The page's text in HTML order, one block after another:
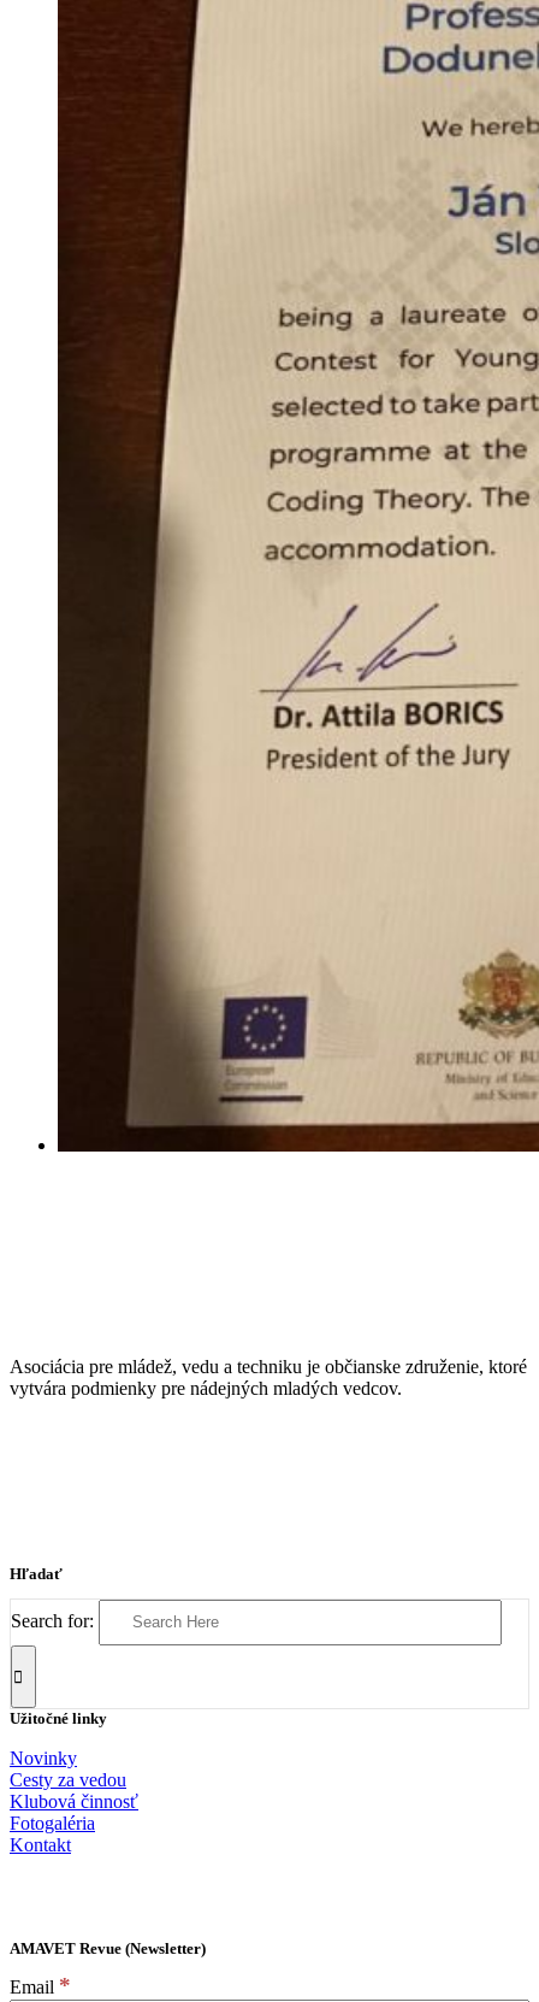
Asociácia pre mládež, vedu a techniku je občianske združenie, ktoré
vytvára podmienky pre nádejných mladých vedcov.
Hľadať
Search for:
Užitočné linky
Novinky
Cesty za vedou
Klubová činnosť
Fotogaléria
Kontakt
AMAVET Revue (Newsletter)
Email *